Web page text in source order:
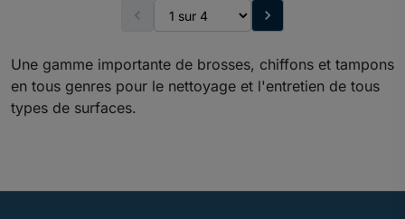
 
Une gamme importante de brosses, chiffons et tampons
en tous genres pour le nettoyage et l'entretien de tous
types de surfaces.